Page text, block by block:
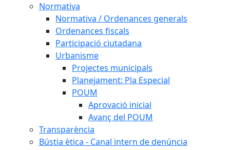
Normativa
Normativa / Ordenances generals
Ordenances fiscals
Participació ciutadana
Urbanisme
Projectes municipals
Planejament: Pla Especial
POUM
Aprovació inicial
Avanç del POUM
Transparència
Bústia ètica - Canal intern de denúncia